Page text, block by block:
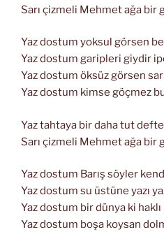
Sarı çizmeli Mehmet ağa bir
Yaz dostum yoksul görsen
Yaz dostum garipleri giydir
Yaz dostum öksüz görsen
Yaz dostum kimse göçmez
Yaz tahtaya bir daha tut
Sarı çizmeli Mehmet ağa bir
Yaz dostum Barış söyler
Yaz dostum su üstüne yazı
Yaz dostum bir dünya ki haklı
Yaz dostum boşa koysan